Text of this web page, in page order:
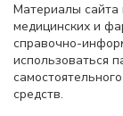
Материалы сайта
медицинских и
справочно-
использоваться
средств.